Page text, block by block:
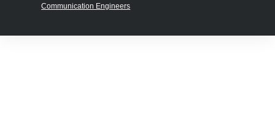
Communication Engineers